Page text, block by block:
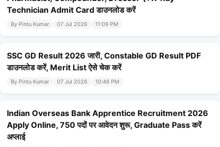
Technician Admit Card डाउनलोड करें
By Pintu Kumar 07 Jul 2026 11:09 PM
SSC GD Result 2026 जारी, Constable GD Result PDF
डाउनलोड करें, Merit List ऐसे चेक करें
By Pintu Kumar 07 Jul 2026 10:46 PM
Indian Overseas Bank Apprentice Recruitment 2026
Apply Online, 750 पदों पर आवेदन शुरू, Graduate Pass करें
अप्लाई